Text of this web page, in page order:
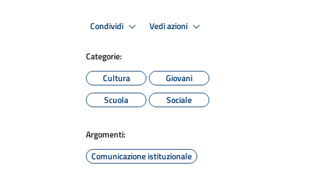
Condividi Vedi azioni
Categorie:
Cultura
Giovani
Scuola
Sociale
Argomenti:
Comunicazione istituzionale